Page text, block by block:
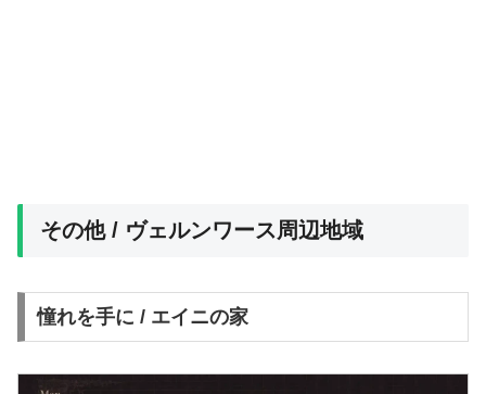
その他 / ヴェルンワース周辺地域
憧れを手に / エイニの家